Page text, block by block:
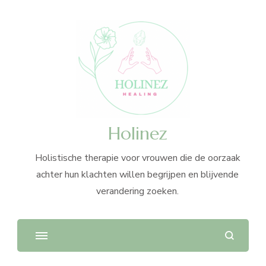
Holinez
Holistische therapie voor vrouwen die de oorzaak
achter hun klachten willen begrijpen en blijvende
verandering zoeken.